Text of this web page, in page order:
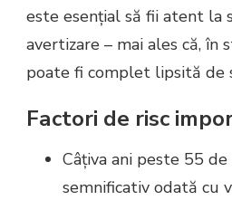
este esențial să fii atent la
avertizare – mai ales că, în
poate fi complet lipsită de
Factori de risc
Câțiva ani peste 55
semnificativ odată cu